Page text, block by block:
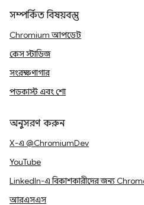
সম্পর্কিত বিষয়বস্তু
Chromium আপডেট
কেস স্টাডিজ
সংরক্ষণাগার
পডকাস্ট এবং শো
অনুসরণ করুন
X-এ @ChromiumDev
YouTube
LinkedIn-এ বিকাশকারীদের জন্য
আরএসএস